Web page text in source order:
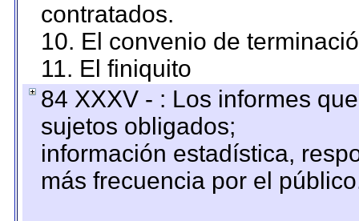
contratados.
10. El convenio de
11. El finiquito
84 XXXV - : Los informes
sujetos obligados;
información estadística,
más frecuencia por el